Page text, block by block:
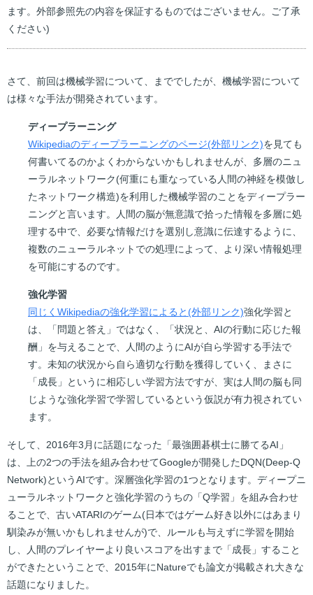
ます。外部参照先の内容を保証するものではございません。ご了承
ください)
さて、前回は機械学習について、まででしたが、機械学習について
は様々な手法が開発されています。
ディープラーニング
Wikipediaのディープラーニングのページ(外部リンク)を見ても
何書いてるのかよくわからないかもしれませんが、多層のニュ
ーラルネットワーク(何重にも重なっている人間の神経を模倣し
たネットワーク構造)を利用した機械学習のことをディープラー
ニングと言います。人間の脳が無意識で拾った情報を多層に処
理する中で、必要な情報だけを選別し意識に伝達するように、
複数のニューラルネットでの処理によって、より深い情報処理
を可能にするのです。
強化学習
同じくWikipediaの強化学習によると(外部リンク)強化学習と
は、「問題と答え」ではなく、「状況と、AIの行動に応じた報
酬」を与えることで、人間のようにAIが自ら学習する手法で
す。未知の状況から自ら適切な行動を獲得していく、まさに
「成長」というに相応しい学習方法ですが、実は人間の脳も同
じような強化学習で学習しているという仮説が有力視されてい
ます。
そして、2016年3月に話題になった「最強囲碁棋士に勝てるAI」
は、上の2つの手法を組み合わせてGoogleが開発したDQN(Deep-Q
Network)というAIです。深層強化学習の1つとなります。ディープニ
ューラルネットワークと強化学習のうちの「Q学習」を組み合わせ
ることで、古いATARIのゲーム(日本ではゲーム好き以外にはあまり
馴染みが無いかもしれませんが)で、ルールも与えずに学習を開始
し、人間のプレイヤーより良いスコアを出すまで「成長」すること
ができたということで、2015年にNatureでも論文が掲載され大きな
話題になりました。